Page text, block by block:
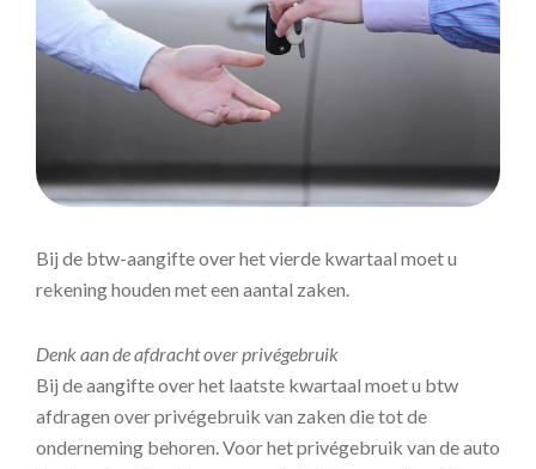
Bij de btw-aangifte over het vierde kwartaal moet u
rekening houden met een aantal zaken.
Denk aan de afdracht over privégebruik
Bij de aangifte over het laatste kwartaal moet u btw
afdragen over privégebruik van zaken die tot de
onderneming behoren. Voor het privégebruik van de auto